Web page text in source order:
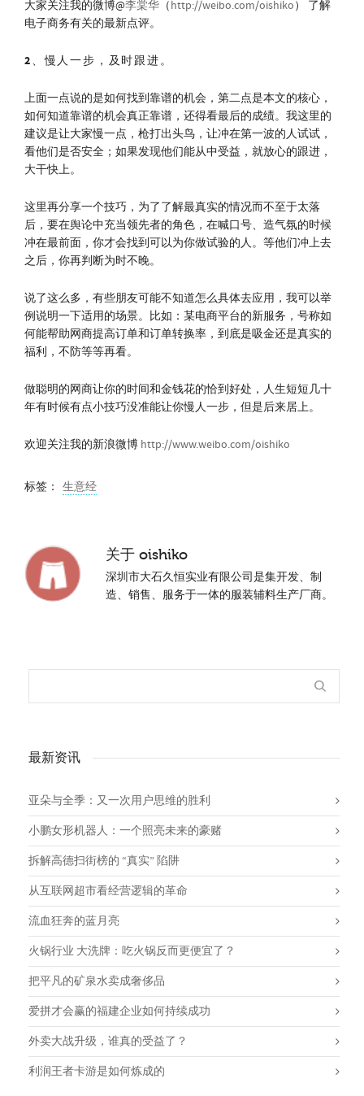
大家关注我的微博@李棠华 （http://weibo.com/oishiko） 了解
电子商务有关的最新点评。
2、慢人一步，及时跟进。
上面一点说的是如何找到靠谱的机会，第二点是本文的核心，
如何知道靠谱的机会真正靠谱，还得看最后的成绩。我这里的
建议是让大家慢一点，枪打出头鸟，让冲在第一波的人试试，
看他们是否安全；如果发现他们能从中受益，就放心的跟进，
大干快上。
这里再分享一个技巧，为了了解最真实的情况而不至于太落
后，要在舆论中充当领先者的角色，在喊口号、造气氛的时候
冲在最前面，你才会找到可以为你做试验的人。等他们冲上去
之后，你再判断为时不晚。
说了这么多，有些朋友可能不知道怎么具体去应用，我可以举
例说明一下适用的场景。比如：某电商平台的新服务，号称如
何能帮助网商提高订单和订单转换率，到底是吸金还是真实的
福利，不防等等再看。
做聪明的网商让你的时间和金钱花的恰到好处，人生短短几十
年有时候有点小技巧没准能让你慢人一步，但是后来居上。
欢迎关注我的新浪微博 http://www.weibo.com/oishiko
标签： 生意经
关于 oishiko
深圳市大石久恒实业有限公司是集开发、制
造、销售、服务于一体的服装辅料生产厂商。
最新资讯
亚朵与全季：又一次用户思维的胜利
小鹏女形机器人：一个照亮未来的豪赌
拆解高德扫街榜的 “真实” 陷阱
从互联网超市看经营逻辑的革命
流血狂奔的蓝月亮
火锅行业 大洗牌：吃火锅反而更便宜了？
把平凡的矿泉水卖成奢侈品
爱拼才会赢的福建企业如何持续成功
外卖大战升级，谁真的受益了？
利润王者卡游是如何炼成的